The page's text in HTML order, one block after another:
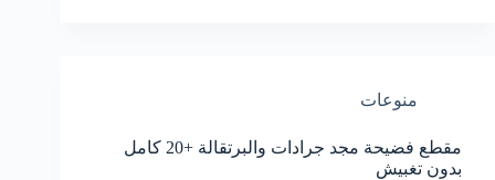
منوعات
مقطع فضيحة مجد جرادات والبرتقالة +20 كامل
بدون تغبيش